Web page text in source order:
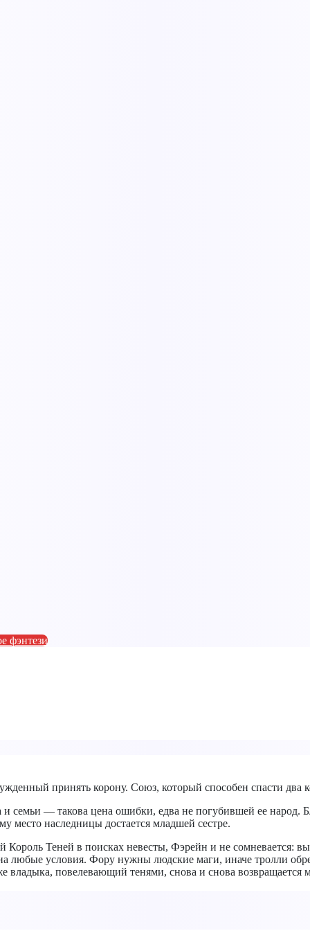
фэнтези
принять корону. Союз, который способен спасти два
семьи — такова цена ошибки, едва не погубившей ее народ.
место наследницы достается младшей сестре.
Король Теней в поисках невесты, Фэрейн и не сомневается:
любые условия. Фору нужны людские маги, иначе тролли
владыка, повелевающий тенями, снова и снова